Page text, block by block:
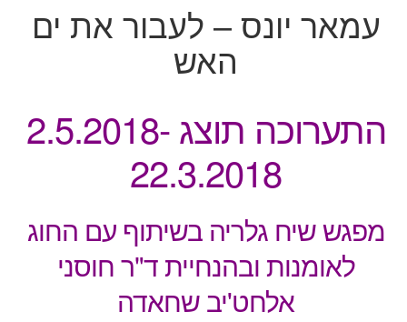
עמאר יונס – לעבור את ים
האש
התערוכה תוצג 2.5.2018-
22.3.2018
מפגש שיח גלריה בשיתוף עם החוג
לאומנות ובהנחיית ד"ר חוסני
אלחט'יב שחאדה